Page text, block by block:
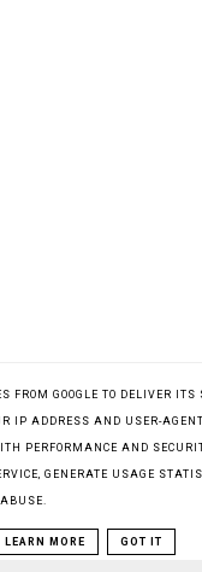
FROM GOOGLE TO DELIVER ITS
IP ADDRESS AND USER-
PERFORMANCE AND
GENERATE USAGE
LEARN MORE GOT IT